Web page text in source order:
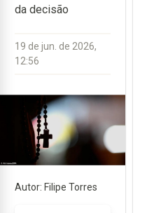
da decisão
19 de jun. de 2026,
12:56
Autor: Filipe Torres